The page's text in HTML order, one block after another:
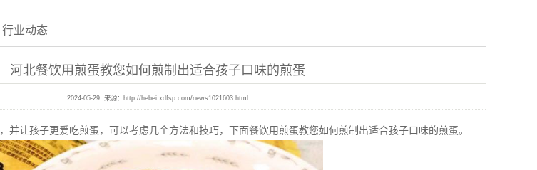
行业动态
河北餐饮用煎蛋教您如何煎制出适合孩子口味的煎蛋
2024-05-29 来源： http://hebei.xdfsp.com/news1021603.html
，并让孩子更爱吃煎蛋，可以考虑几个方法和技巧，下面餐饮用煎蛋教您如何煎制出适合孩子口味的煎蛋。